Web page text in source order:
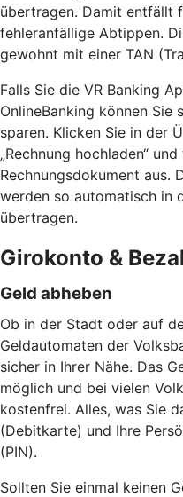
übertragen. Damit entfällt
fehleranfällige Abtippen.
gewohnt mit einer TAN
Falls Sie die VR Banking
OnlineBanking können
sparen. Klicken Sie in der
„Rechnung hochladen“
Rechnungsdokument aus.
werden so automatisch in
übertragen.
Girokonto &
Geld abheben
Ob in der Stadt oder auf
Geldautomaten der
sicher in Ihrer Nähe. Das
möglich und bei vielen
kostenfrei. Alles, was Sie
(Debitkarte) und Ihre
(PIN).
Sollten Sie einmal keinen